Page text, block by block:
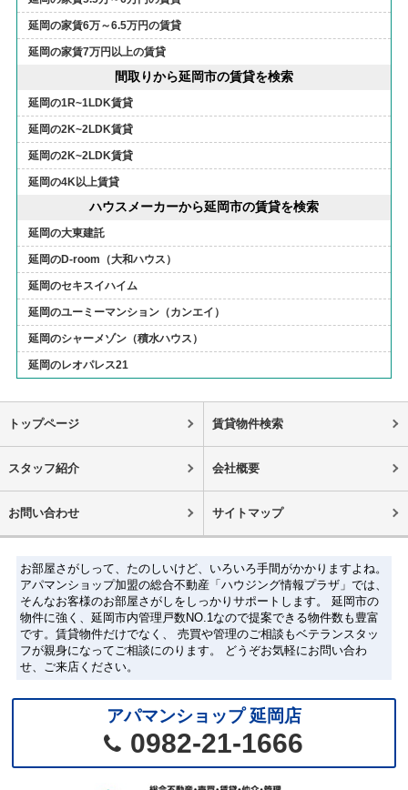
延岡の家賃6万～6.5万円の賃貸
延岡の家賃7万円以上の賃貸
間取りから延岡市の賃貸を検索
延岡の1R~1LDK賃貸
延岡の2K~2LDK賃貸
延岡の2K~2LDK賃貸
延岡の4K以上賃貸
ハウスメーカーから延岡市の賃貸を検索
延岡の大東建託
延岡のD-room（大和ハウス）
延岡のセキスイハイム
延岡のユーミーマンション（カンエイ）
延岡のシャーメゾン（積水ハウス）
延岡のレオパレス21
トップページ 賃貸物件検索
スタッフ紹介 会社概要
お問い合わせ サイトマップ
お部屋さがしって、たのしいけど、いろいろ手間がかかりますよね。
アパマンショップ加盟の総合不動産「ハウジング情報プラザ」では、
そんなお客様のお部屋さがしをしっかりサポートします。 延岡市の
物件に強く、延岡市内管理戸数NO.1なので提案できる物件数も豊富
です。賃貸物件だけでなく、 売買や管理のご相談もベテランスタッ
フが親身になってご相談にのります。 どうぞお気軽にお問い合わ
せ、ご来店ください。
アパマンショップ 延岡店
0982-21-1666